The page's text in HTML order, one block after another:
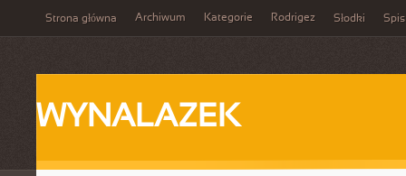
Strona główna Archiwum Kategorie Rodrigez Słodki Spis
WYNALAZEK